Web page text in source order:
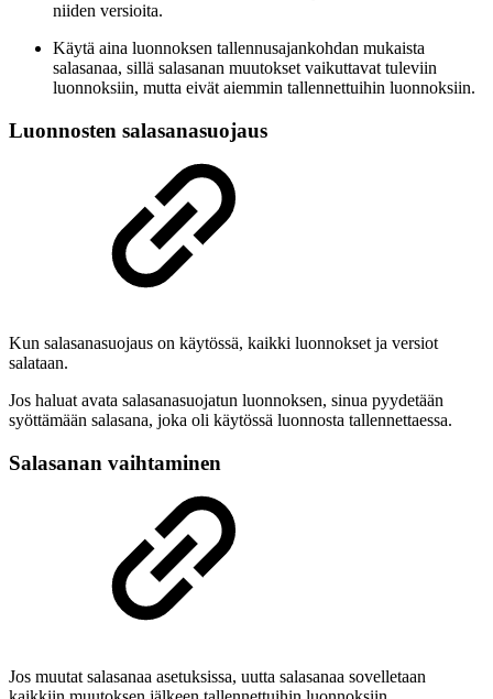
niiden versioita.
Käytä aina luonnoksen tallennusajankohdan mukaista
salasanaa, sillä salasanan muutokset vaikuttavat tuleviin
luonnoksiin, mutta eivät aiemmin tallennettuihin luonnoksiin.
Luonnosten salasanasuojaus
Kun salasanasuojaus on käytössä, kaikki luonnokset ja versiot
salataan.
Jos haluat avata salasanasuojatun luonnoksen, sinua pyydetään
syöttämään salasana, joka oli käytössä luonnosta tallennettaessa.
Salasanan vaihtaminen
Jos muutat salasanaa asetuksissa, uutta salasanaa sovelletaan